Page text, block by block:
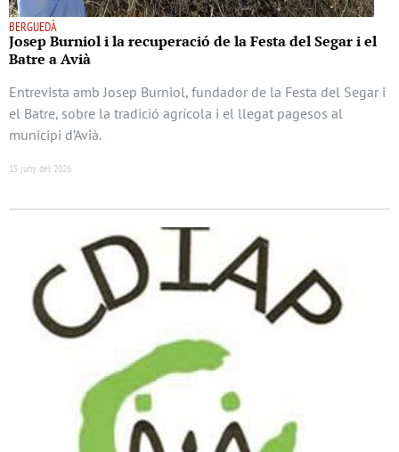
BERGUEDÀ
Josep Burniol i la recuperació de la Festa del Segar i el
Batre a Avià
Entrevista amb Josep Burniol, fundador de la Festa del Segar i
el Batre, sobre la tradició agrícola i el llegat pagesos al
municipi d’Avià.
15 juny del 2026